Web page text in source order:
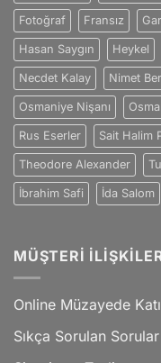
Fotoğraf Fransız
Hasan Saygın Heykel
Necdet Kalay Nimet
Osmaniye Nişanı
Rus Eserler Sait Halim
Theodore Alexander
İbrahim Safi İda Salom
MÜŞTERI
Online Müzayede
Sıkça Sorulan Sorular